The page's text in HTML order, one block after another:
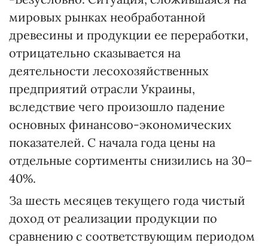
мировых рынках необработанной
древесины и продукции ее переработки,
отрицательно сказывается на
деятельности лесохозяйственных
предприятий отрасли Украины,
вследствие чего произошло падение
основных финансово-экономических
показателей. С начала года цены на
отдельные сортименты снизились на 30–
40%.
За шесть месяцев текущего года чистый
доход от реализации продукции по
сравнению с соответствующим периодом